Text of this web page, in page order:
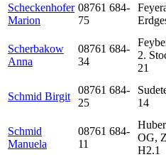
Scheckenhofer
Marion
08761 684-
75
Scherbakow
Anna
08761 684-
34
2.
21
Schmid Birgit
08761 684-
25
14
Schmid
Manuela
08761 684-
11
OG,
H2.1